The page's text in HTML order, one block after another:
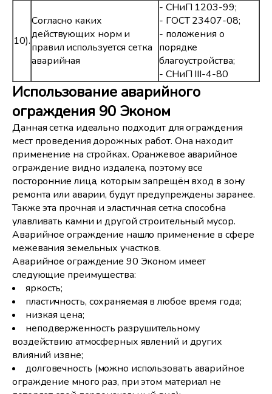
10).
Согласно каких
действующих норм и
правил используется сетка
аварийная
- СНиП 1203-99;
- ГОСТ 23407-08;
- положения о
порядке
благоустройства;
- СНиП III-4-80
Использование аварийного
ограждения 90 Эконом
Данная сетка идеально подходит для ограждения
мест проведения дорожных работ. Она находит
применение на стройках. Оранжевое аварийное
ограждение видно издалека, поэтому все
посторонние лица, которым запрещён вход в зону
ремонта или аварии, будут предупреждены заранее.
Также эта прочная и эластичная сетка способна
улавливать камни и другой строительный мусор.
Аварийное ограждение нашло применение в сфере
межевания земельных участков.
Аварийное ограждение 90 Эконом имеет
следующие преимущества:
яркость;
пластичность, сохраняемая в любое время года;
низкая цена;
неподверженность разрушительному
воздействию атмосферных явлений и других
влияний извне;
долговечность (можно использовать аварийное
ограждение много раз, при этом материал не